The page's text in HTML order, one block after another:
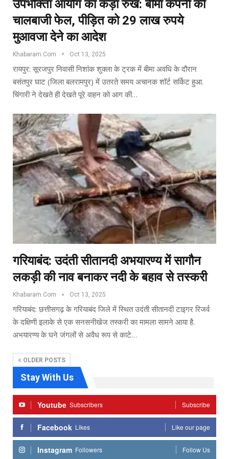
उपभोक्ता आयोग का कड़ा रुख: बीमा कंपनी की
चालबाजी फेल, पीड़ित को 29 लाख रुपये
मुआवजा देने का आदेश
Khabaram.Com Oct 13, 2025
रायपुर: सूरजपुर निवासी निशांक शुक्ला के ट्रक में बीमा अवधि के दौरान
बसंतपुर घाट (जिला बलरामपुर) में उतरते समय अचानक शॉर्ट सर्किट हुआ.
चिंगारी ने देखते ही देखते पूरे वाहन को आग की…
गरियाबंद: उदंती सीतानदी अभयारण्य में सागौन
लकड़ी की नाव बनाकर नदी के बहाव से तस्करी
Khabaram.Com Oct 13, 2025
गरियाबंद: छत्तीसगढ़ के गरियाबंद जिले में स्थित उदंती सीतानदी टाइगर रिजर्व
के दक्षिणी इलाके से एक सनसनीखेज तस्करी का मामला सामने आया है.
अभयारण्य के घने जंगलों से अवैध रूप से काटे…
OLDER POSTS
Stay With Us
Youtube Subscribers Subscribe
Facebook Likes Like our page
Instagram Followers Follow Us